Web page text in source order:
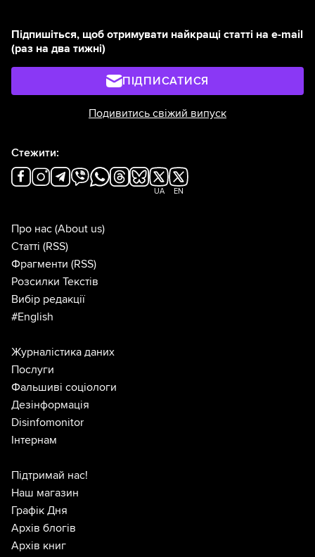
Підпишіться, щоб отримувати найкращі статті на e-mail
(раз на два тижні)
ПІДПИСАТИСЯ
Подивитись свіжий випуск
Стежити:
UA EN
Про нас (About us)
Статті (RSS)
Фрагменти (RSS)
Розсилки Текстів
Вибір редакції
#English
Журналістика даних
Послуги
Фальшиві соціологи
Дезінформація
Disinfomonitor
Інтернам
Підтримай нас!
Наш магазин
Графік Дня
Архів блогів
Архів книг